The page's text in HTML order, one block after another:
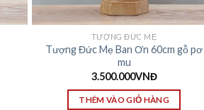
TƯỢNG ĐỨC MẸ
Tượng Đức Mẹ Ban Ơn 60cm gỗ pơ
mu
3.500.000VNĐ
THÊM VÀO GIỎ HÀNG